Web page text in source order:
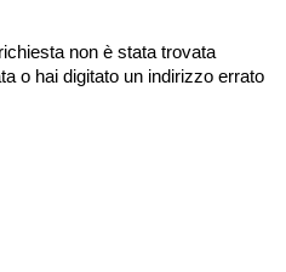
non è stata trovata
o hai digitato un indirizzo errato